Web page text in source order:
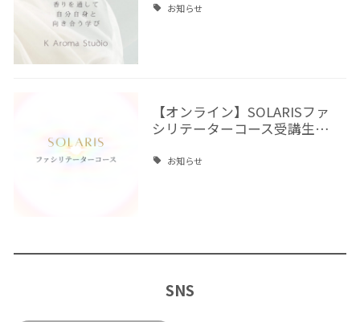
お知らせ
【オンライン】SOLARISファ
シリテーターコース受講生…
お知らせ
SNS